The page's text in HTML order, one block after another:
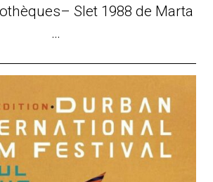
Slet 1988 de Marta
…